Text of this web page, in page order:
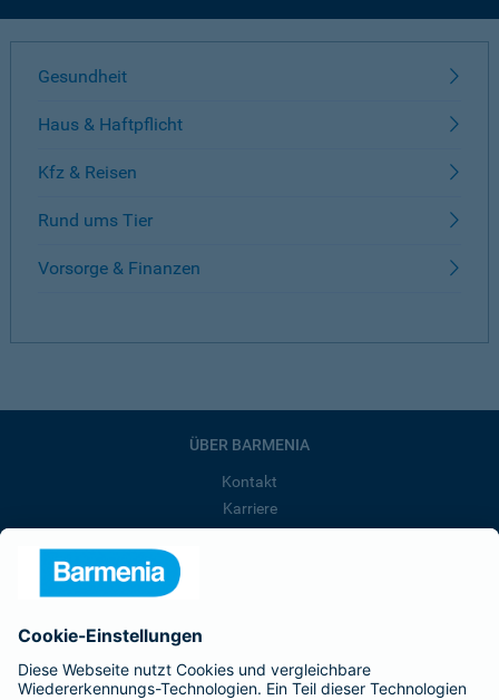
Gesundheit
Haus & Haftpflicht
Kfz & Reisen
Rund ums Tier
Vorsorge & Finanzen
ÜBER BARMENIA
Kontakt
Karriere
Barmenia ist Teil der BarmeniaGothaer
BELIEBTE SEITEN